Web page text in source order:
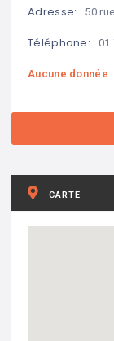
Adresse: 50
Téléphone: 01
Aucune donnée
CARTE